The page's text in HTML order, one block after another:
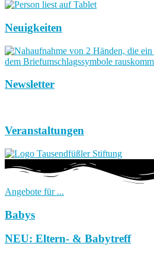
Neuigkeiten
Newsletter
Veranstaltungen
Angebote für ...
Babys
NEU: Eltern- & Babytreff